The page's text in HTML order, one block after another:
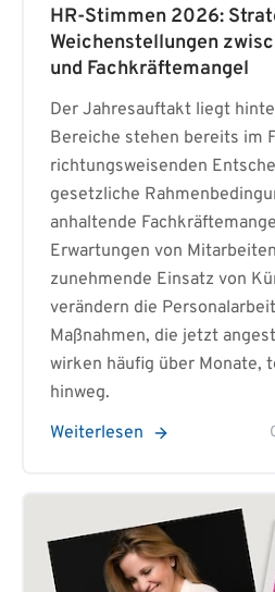
HR-Stimmen 2026:
Weichenstellungen
und Fachkräftemangel
Der Jahresauftakt liegt
Bereiche stehen bereits im
richtungsweisenden
gesetzliche
anhaltende
Erwartungen von
zunehmende Einsatz von
verändern die
Maßnahmen, die jetzt
wirken häufig über Monate,
hinweg.
Weiterlesen